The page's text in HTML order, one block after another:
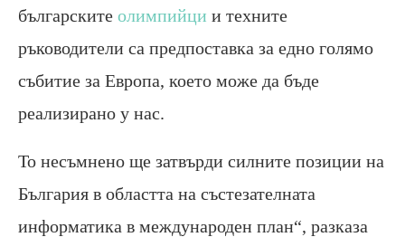
българските олимпийци и техните
ръководители са предпоставка за едно голямо
събитие за Европа, което може да бъде
реализирано у нас.
То несъмнено ще затвърди силните позиции на
България в областта на състезателната
информатика в международен план“, разказа